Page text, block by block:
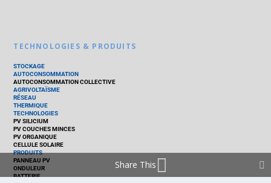
TECHNOLOGIES & PRODUITS
STOCKAGE
AUTOCONSOMMATION
AUTOCONSOMMATION COLLECTIVE
AGRIVOLTAÏSME
RÉSEAU
THERMIQUE
TECHNOLOGIES
PV SILICIUM
PV COUCHES MINCES
PV ORGANIQUE
CELLULE SOLAIRE
PRODUITS
PANNEAU PV
ONDULEUR
BATTERIE
Share This